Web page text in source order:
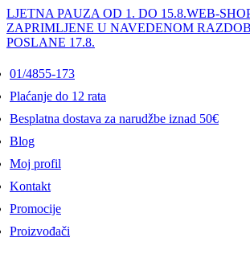
LJETNA PAUZA OD 1. DO 15.8.WEB-
ZAPRIMLJENE U NAVEDENOM
POSLANE 17.8.
01/4855-173
Plaćanje do 12 rata
Besplatna dostava za narudžbe iznad 50€
Blog
Moj profil
Kontakt
Promocije
Proizvođači